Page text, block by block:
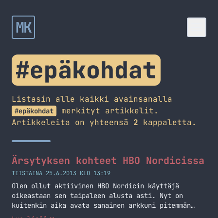
MK
#epäkohdat
Listasin alle kaikki avainsanalla
#epäkohdat
merkityt artikkelit.
Artikkeleita on yhteensä 2 kappaletta.
Ärsytyksen kohteet HBO Nordicissa
TIISTAINA 25.6.2013 KLO 13:19
Olen ollut aktiivinen HBO Nordicin käyttäjä
oikeastaan sen taipaleen alusta asti. Nyt on
kuitenkin aika avata sanainen arkkuni pitemmän
ajan jälkeen ja kertoa mitkä asiat ovat alkaneet